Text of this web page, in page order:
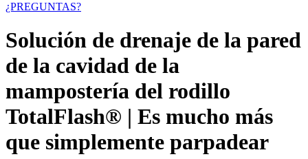
¿PREGUNTAS?
Solución de drenaje de la pared
de la cavidad de la
mampostería del rodillo
TotalFlash® | Es mucho más
que simplemente parpadear